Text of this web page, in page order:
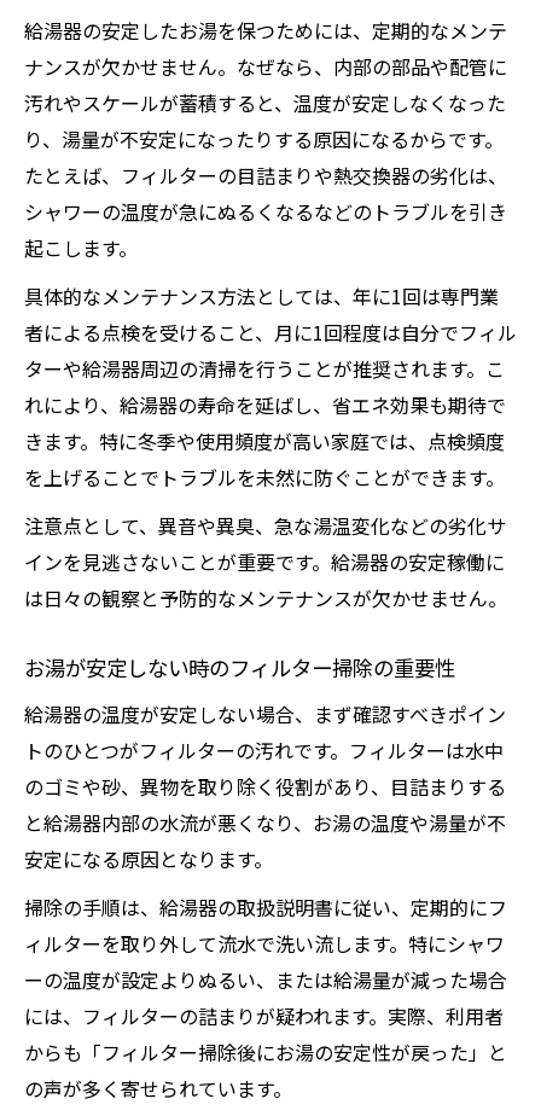
給湯器の安定したお湯を保つためには、定期的なメンテ
ナンスが欠かせません。なぜなら、内部の部品や配管に
汚れやスケールが蓄積すると、温度が安定しなくなった
り、湯量が不安定になったりする原因になるからです。
たとえば、フィルターの目詰まりや熱交換器の劣化は、
シャワーの温度が急にぬるくなるなどのトラブルを引き
起こします。
具体的なメンテナンス方法としては、年に1回は専門業
者による点検を受けること、月に1回程度は自分でフィル
ターや給湯器周辺の清掃を行うことが推奨されます。こ
れにより、給湯器の寿命を延ばし、省エネ効果も期待で
きます。特に冬季や使用頻度が高い家庭では、点検頻度
を上げることでトラブルを未然に防ぐことができます。
注意点として、異音や異臭、急な湯温変化などの劣化サ
インを見逃さないことが重要です。給湯器の安定稼働に
は日々の観察と予防的なメンテナンスが欠かせません。
お湯が安定しない時のフィルター掃除の重要性
給湯器の温度が安定しない場合、まず確認すべきポイン
トのひとつがフィルターの汚れです。フィルターは水中
のゴミや砂、異物を取り除く役割があり、目詰まりする
と給湯器内部の水流が悪くなり、お湯の温度や湯量が不
安定になる原因となります。
掃除の手順は、給湯器の取扱説明書に従い、定期的にフ
ィルターを取り外して流水で洗い流します。特にシャワ
ーの温度が設定よりぬるい、または給湯量が減った場合
には、フィルターの詰まりが疑われます。実際、利用者
からも「フィルター掃除後にお湯の安定性が戻った」と
の声が多く寄せられています。